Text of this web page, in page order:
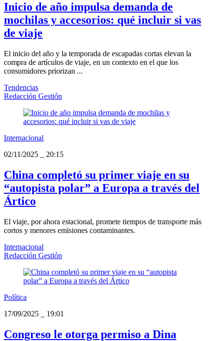
Inicio de año impulsa demanda de
mochilas y accesorios: qué incluir si vas
de viaje
El inicio del año y la temporada de escapadas cortas elevan la
compra de artículos de viaje, en un contexto en el que los
consumidores priorizan ...
Tendencias
Redacción Gestión
Internacional
02/11/2025
20:15
China completó su primer viaje en su
“autopista polar” a Europa a través del
Ártico
El viaje, por ahora estacional, promete tiempos de transporte más
cortos y menores emisiones contaminantes.
Internacional
Redacción Gestión
Política
17/09/2025
19:01
Congreso le otorga permiso a Dina